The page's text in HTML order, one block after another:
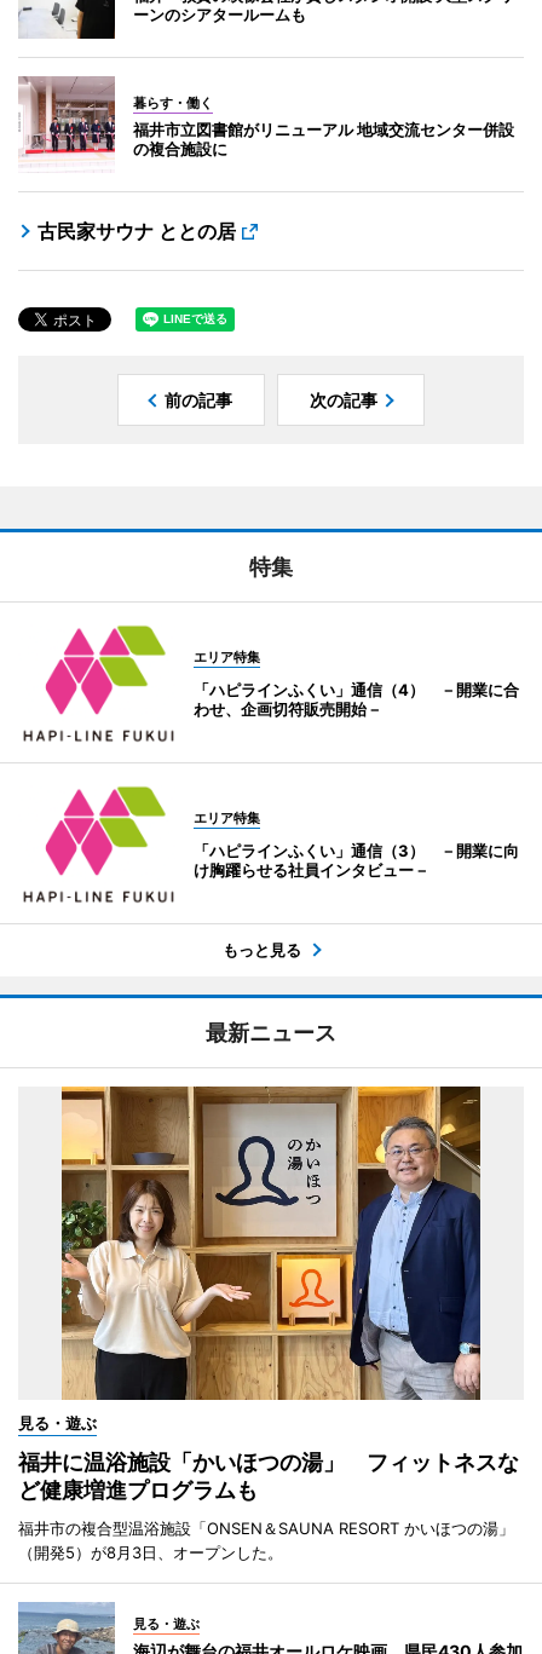
ーンのシアタールームも
暮らす・働く
福井市立図書館がリニューアル 地域交流センター併設
の複合施設に
古民家サウナ ととの居
前の記事 次の記事
特集
エリア特集
「ハピラインふくい」通信（4） －開業に合
わせ、企画切符販売開始－
エリア特集
「ハピラインふくい」通信（3） －開業に向
け胸躍らせる社員インタビュー－
もっと見る
最新ニュース
見る・遊ぶ
福井に温浴施設「かいほつの湯」 フィットネスな
ど健康増進プログラムも
福井市の複合型温浴施設「ONSEN＆SAUNA RESORT かいほつの湯」
（開発5）が8月3日、オープンした。
見る・遊ぶ